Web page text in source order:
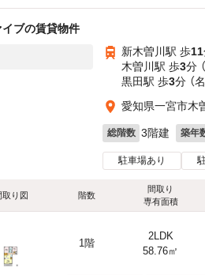
ブの賃貸物件
新木曽川駅 歩11
木曽川駅 歩3分
黒田駅 歩3分 （
愛知県一宮市木
総階数 3階建 築年
駐車場あり
取り図 階数
間取り
専有面積
1階
2LDK
58.76㎡